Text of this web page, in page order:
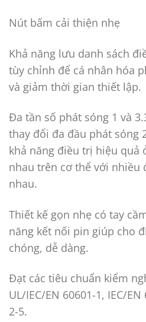
Nút bấm cải thiện nhẹ
Khả năng lưu danh sách
tùy chỉnh để cá nhân hóa
và giảm thời gian thiết lập.
Đa tần số phát sóng 1 và
thay đổi đa đầu phát sóng
khả năng điều trị hiệu quả
nhau trên cơ thể với nhiều
nhau.
Thiết kế gọn nhẹ có tay
năng kết nối pin giúp cho
chóng, dễ dàng.
Đạt các tiêu chuẩn kiểm
UL/IEC/EN 60601-1, IEC/
2-5.